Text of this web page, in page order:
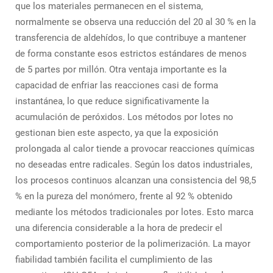
que los materiales permanecen en el sistema,
normalmente se observa una reducción del 20 al 30 % en la
transferencia de aldehídos, lo que contribuye a mantener
de forma constante esos estrictos estándares de menos
de 5 partes por millón. Otra ventaja importante es la
capacidad de enfriar las reacciones casi de forma
instantánea, lo que reduce significativamente la
acumulación de peróxidos. Los métodos por lotes no
gestionan bien este aspecto, ya que la exposición
prolongada al calor tiende a provocar reacciones químicas
no deseadas entre radicales. Según los datos industriales,
los procesos continuos alcanzan una consistencia del 98,5
% en la pureza del monómero, frente al 92 % obtenido
mediante los métodos tradicionales por lotes. Esto marca
una diferencia considerable a la hora de predecir el
comportamiento posterior de la polimerización. La mayor
fiabilidad también facilita el cumplimiento de las